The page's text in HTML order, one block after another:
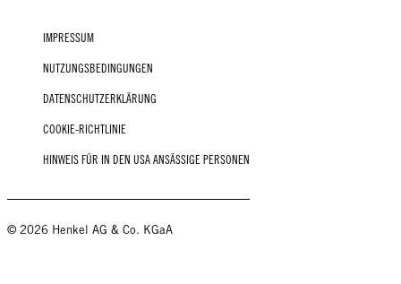
IMPRESSUM
NUTZUNGSBEDINGUNGEN
DATENSCHUTZERKLÄRUNG
COOKIE-RICHTLINIE
HINWEIS FÜR IN DEN USA ANSÄSSIGE PERSONEN
© 2026 Henkel AG & Co. KGaA